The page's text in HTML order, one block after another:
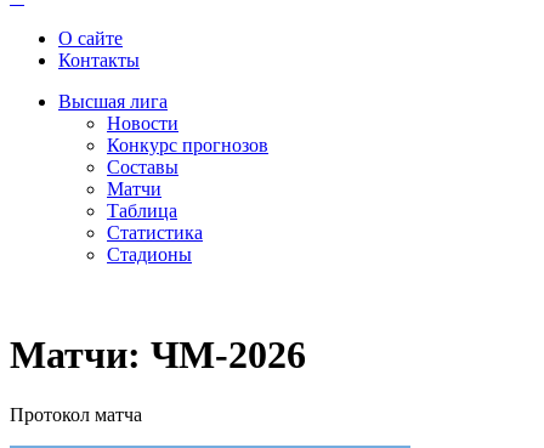
О сайте
Контакты
Высшая лига
Новости
Конкурс прогнозов
Составы
Матчи
Таблица
Статистика
Стадионы
Матчи: ЧМ-2026
Протокол матча